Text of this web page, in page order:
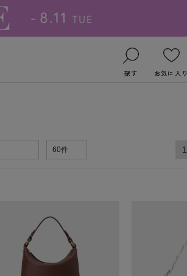
探す お気に入り
60件 1